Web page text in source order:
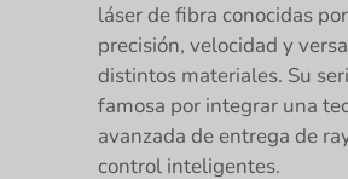
láser de fibra conocidas
precisión, velocidad y
distintos materiales. Su
famosa por integrar una
avanzada de entrega de
control inteligentes.